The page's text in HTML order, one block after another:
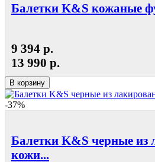
Балетки K&S кожаные
9 394 р.
13 990 р.
В корзину
-37%
Балетки K&S черные из
кожи...